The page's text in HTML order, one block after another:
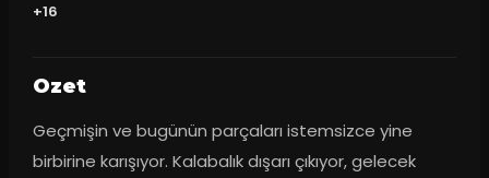
+16
Ozet
Geçmişin ve bugünün parçaları istemsizce yine
birbirine karışıyor. Kalabalık dışarı çıkıyor, gelecek